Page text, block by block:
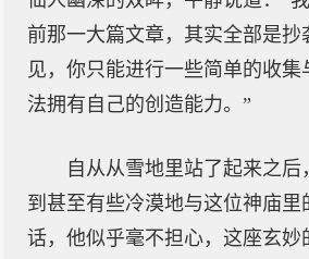
前那一大篇文章，其实全部是抄
见，你只能进行一些简单的收
法拥有自己的创造能力。”
自从从雪地里站了起来之
到甚至有些冷漠地与这位神庙里
话，他似乎毫不担心，这座玄妙